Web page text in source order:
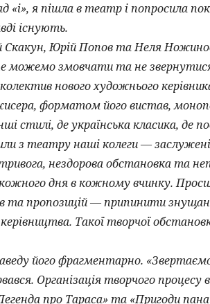
я пішла в театр і попросила
існують.
Скакун, Юрій Попов та Неля
можемо змовчати та не
нового художнього
форматом його вистав,
стилі, де українська класика, де
з театру наші колеги —
нездорова обстановка та
кожного дня в кожному вчинку.
та пропозицій — припинити
Такої творчої
його фрагментарно.
Організація творчого процесу
про Тараса» та «Пригоди